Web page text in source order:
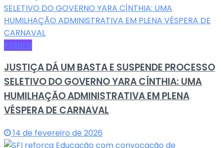
Politica
JUSTIÇA DÁ UM BASTA E SUSPENDE PROCESSO
SELETIVO DO GOVERNO YARA CÍNTHIA: UMA
HUMILHAÇÃO ADMINISTRATIVA EM PLENA
VÉSPERA DE CARNAVAL
14 de fevereiro de 2026